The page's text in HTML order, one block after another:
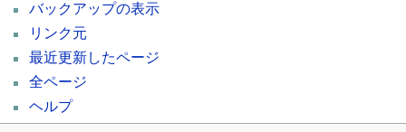
バックアップの表示
リンク元
最近更新したページ
全ページ
ヘルプ